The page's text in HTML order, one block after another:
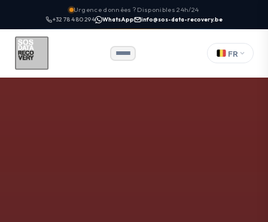
Urgence données ? Disponibles 24h/24
+32 78 480 294 WhatsApp info@sos-data-recovery.be
FR